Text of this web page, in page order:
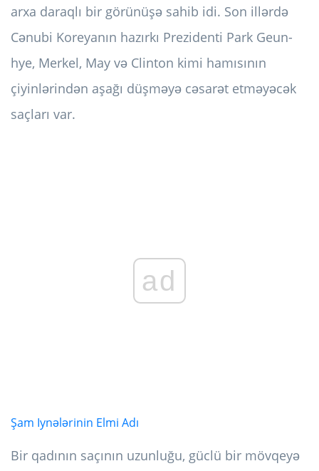
arxa daraqlı bir görünüşə sahib idi. Son illərdə
Cənubi Koreyanın hazırkı Prezidenti Park Geun-
hye, Merkel, May və Clinton kimi hamısının
çiyinlərindən aşağı düşməyə cəsarət etməyəcək
saçları var.
ad
Şam Iynələrinin Elmi Adı
Bir qadının saçının uzunluğu, güclü bir mövqeyə